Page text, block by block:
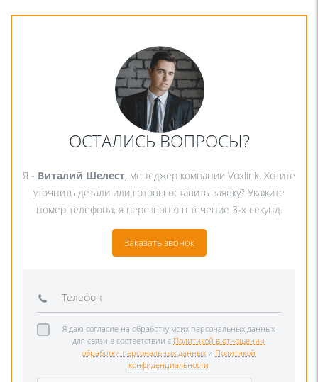
ОСТАЛИСЬ ВОПРОСЫ?
Я - Виталий Шелест, менеджер компании Voxlink. Хотите
уточнить детали или готовы оставить заявку? Укажите
номер телефона, я перезвоню в течение 3-х секунд.
Заказать звонок
Я даю согласие на обработку моих персональных данных
для связи в соответствии с Политикой в отношении
обработки персональных данных и Политикой
конфиденциальности